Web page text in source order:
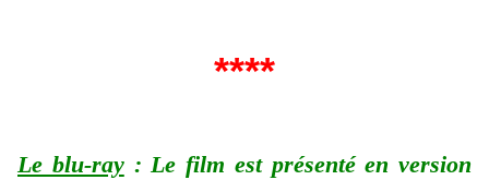
****
Le blu-ray: Le film est présenté en version